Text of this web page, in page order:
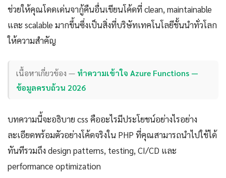
ช่วยให้คุณโดดเด่นจากู้คืนอื่นเขียนโค้ดที่ clean, maintainable
และ scalable มากขึ้นซึ่งเป็นสิ่งที่บริษัทเทคโนโลยีชั้นนำทั่วโลก
ให้ความสำคัญ
เนื้อหาเกี่ยวข้อง — ทำความเข้าใจ Azure Functions —
ข้อมูลครบถ้วน 2026
บทความนี้จะอธิบาย css คืออะไรมีประโยชน์อย่างไรอย่าง
ละเอียดพร้อมตัวอย่างโค้ดจริงใน PHP ที่คุณสามารถนำไปใช้ได้
ทันทีรวมถึง design patterns, testing, CI/CD และ
performance optimization